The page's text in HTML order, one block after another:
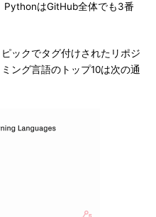
PythonはGitHub全体でも3番
ックでタグ付けされたリポジ
ング言語のトップ10は次の通